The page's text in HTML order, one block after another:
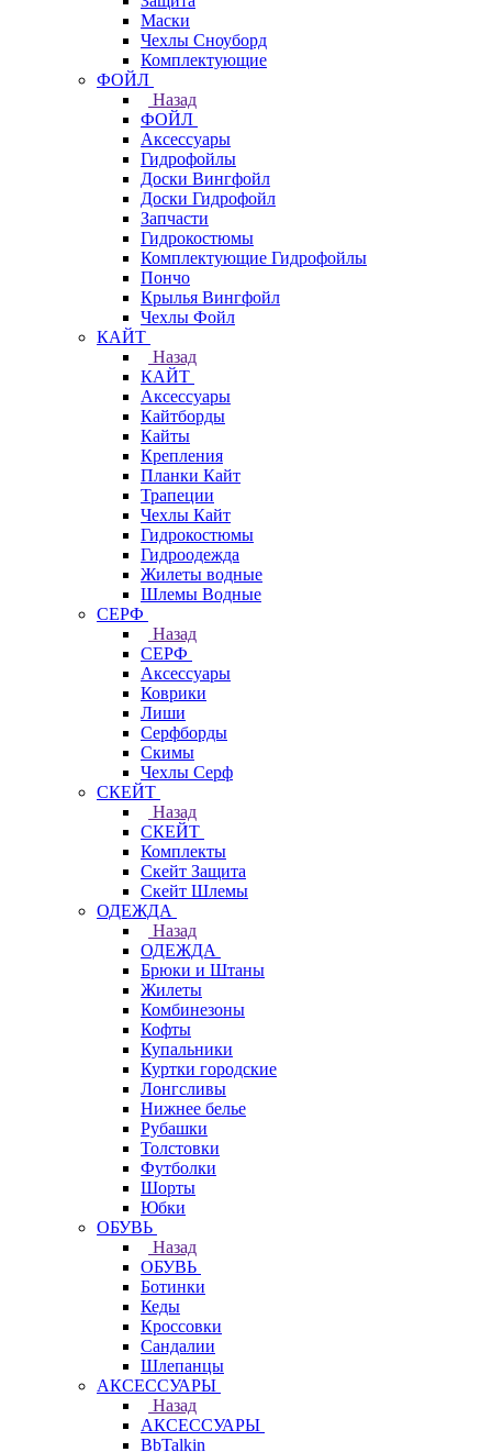
Маски
Чехлы Сноуборд
Комплектующие
ФОЙЛ
Назад
ФОЙЛ
Аксессуары
Гидрофойлы
Доски Вингфойл
Доски Гидрофойл
Запчасти
Гидрокостюмы
Комплектующие Гидрофойлы
Пончо
Крылья Вингфойл
Чехлы Фойл
КАЙТ
Назад
КАЙТ
Аксессуары
Кайтборды
Кайты
Крепления
Планки Кайт
Трапеции
Чехлы Кайт
Гидрокостюмы
Гидроодежда
Жилеты водные
Шлемы Водные
СЕРФ
Назад
СЕРФ
Аксессуары
Коврики
Лиши
Серфборды
Скимы
Чехлы Cерф
СКЕЙТ
Назад
СКЕЙТ
Комплекты
Скейт Защита
Скейт Шлемы
ОДЕЖДА
Назад
ОДЕЖДА
Брюки и Штаны
Жилеты
Комбинезоны
Кофты
Купальники
Куртки городские
Лонгсливы
Нижнее белье
Рубашки
Толстовки
Футболки
Шорты
Юбки
ОБУВЬ
Назад
ОБУВЬ
Ботинки
Кеды
Кроссовки
Сандалии
Шлепанцы
АКСЕССУАРЫ
Назад
АКСЕССУАРЫ
BbTalkin